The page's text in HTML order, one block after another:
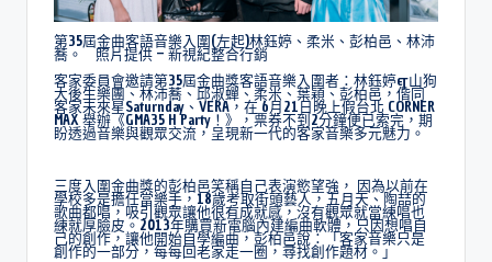
第35屆金曲客語音樂入圍(左起)林鈺婷、柔米、彭柏邑、林沛
蕎。 照片提供 – 新視紀整合行銷
客家委員會邀請第35屆金曲獎客語音樂入圍者：林鈺婷&山狗
大後生樂團、林沛蕎、邱淑蟬、柔米、葉穎、彭柏邑，偕同
客家未來星Saturnday、VERA，在 6月21日晚上假台北 CORNER
MAX 舉辦《GMA35 H Party！》，票券不到2分鐘便已索完，期
盼透過音樂與觀眾交流，呈現新一代的客家音樂多元魅力。
三度入圍金曲獎的彭柏邑笑稱自己表演慾望強， 因為以前在
學校多是擔任當樂手，18歲考取街頭藝人，五月天、陶喆的
歌曲都唱，吸引觀眾讓他很有成就感，沒有觀眾就當練唱也
練就厚臉皮。2013年購買新電腦內建編曲軟體，只因想唱自
己的創作，讓他開始自學編曲，彭柏邑說：「客家音樂只是
創作的一部分，每每回老家走一圈，尋找創作題材。」